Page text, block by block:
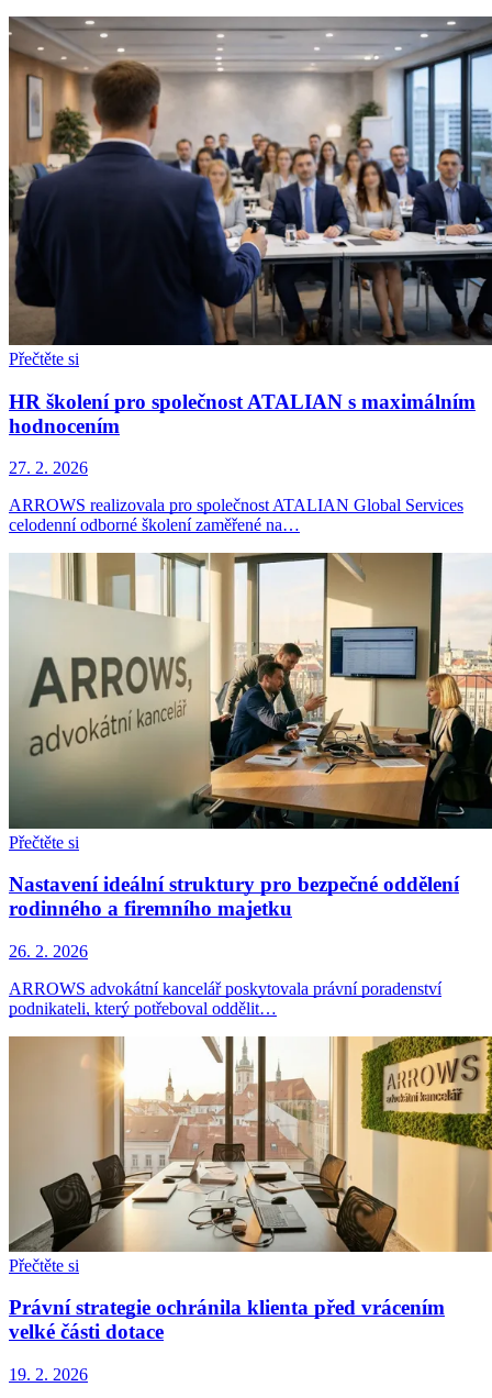
Přečtěte si
HR školení pro společnost ATALIAN s maximálním
hodnocením
27. 2. 2026
ARROWS realizovala pro společnost ATALIAN Global Services
celodenní odborné školení zaměřené na…
Přečtěte si
Nastavení ideální struktury pro bezpečné oddělení
rodinného a firemního majetku
26. 2. 2026
ARROWS advokátní kancelář poskytovala právní poradenství
podnikateli, který potřeboval oddělit…
Přečtěte si
Právní strategie ochránila klienta před vrácením
velké části dotace
19. 2. 2026